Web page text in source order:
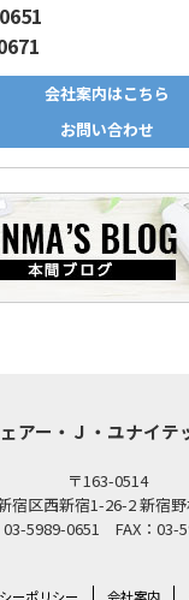
会社案内はこちら
お問い合わせ
アー・Ｊ・ユナイテ
〒163-0514
宿区西新宿1-26-2 新宿
03-5989-0651 FAX：03-
ーポリシー 会社案内